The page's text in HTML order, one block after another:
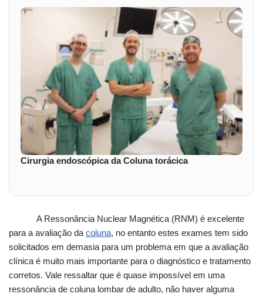
Cirurgia endoscópica da Coluna torácica
A Ressonância Nuclear Magnética (RNM) é excelente
para a avaliação da coluna, no entanto estes exames tem sido
solicitados em demasia para um problema em que a avaliação
clínica é muito mais importante para o diagnóstico e tratamento
corretos. Vale ressaltar que é quase impossível em uma
ressonância de coluna lombar de adulto, não haver alguma